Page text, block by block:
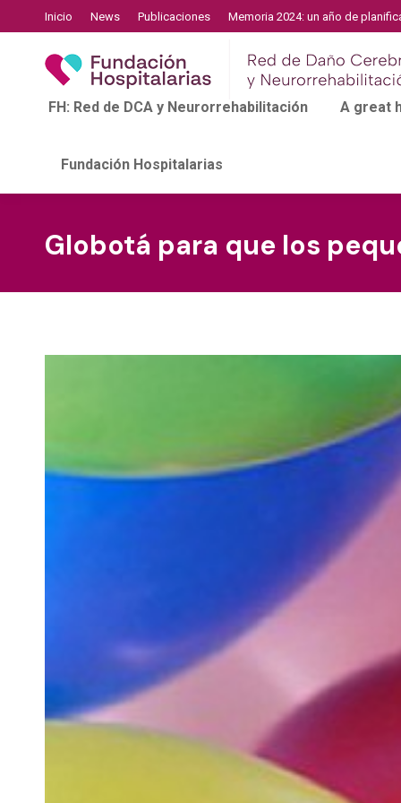
Inicio News Publicaciones Memoria 2024: un año de
FH: Red de DCA y Neurorrehabilitación A great
Fundación Hospitalarias
Globotá para que los